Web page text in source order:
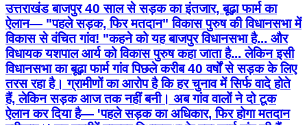
उत्तराखंड बाजपुर 40 साल से सड़क का इंतजार, बूढ़ा फार्म का
ऐलान— "पहले सड़क, फिर मतदान" विकास पुरुष की विधानसभा में
विकास से वंचित गांव! "कहने को यह बाजपुर विधानसभा है... और
विधायक यशपाल आर्य को विकास पुरुष कहा जाता है... लेकिन इसी
विधानसभा का बूढ़ा फार्म गांव पिछले करीब 40 वर्षों से सड़क के लिए
तरस रहा है। ग्रामीणों का आरोप है कि हर चुनाव में सिर्फ वादे होते
हैं, लेकिन सड़क आज तक नहीं बनी। अब गांव वालों ने दो टूक
ऐलान कर दिया है— 'पहले सड़क का अधिकार, फिर होगा मतदान